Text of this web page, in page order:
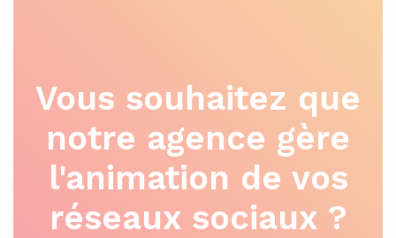
Vous souhaitez que
notre agence gère
l'animation de vos
réseaux sociaux ?